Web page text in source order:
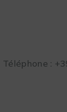
Téléphone :